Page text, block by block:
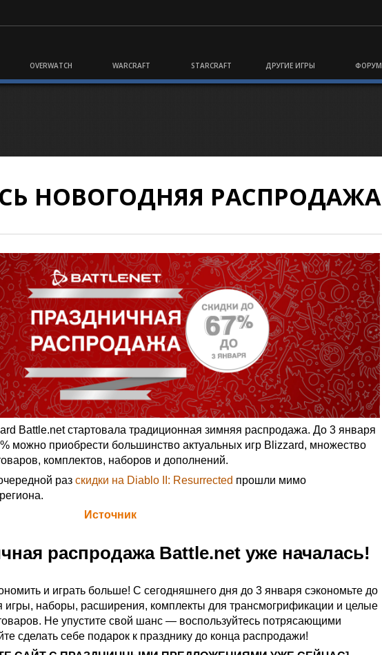
OVERWATCH WARCRAFT STARCRAFT ДРУГИЕ ИГРЫ ФОРУМ
НОВОГОДНЯЯ РАСПРОДАЖА
Battle.net стартовала традиционная зимняя распродажа. До 3 января
можно приобрести большинство актуальных игр Blizzard, множество
комплектов, наборов и дополнений.
раз скидки на Diablo II: Resurrected прошли мимо
Источник
распродажа Battle.net уже началась!
и играть больше! С сегодняшнего дня до 3 января сэкономьте до
игры, наборы, расширения, комплекты для трансмогрификации и целые
Не упустите свой шанс — воспользуйтесь потрясающими
сделать себе подарок к празднику до конца распродажи!